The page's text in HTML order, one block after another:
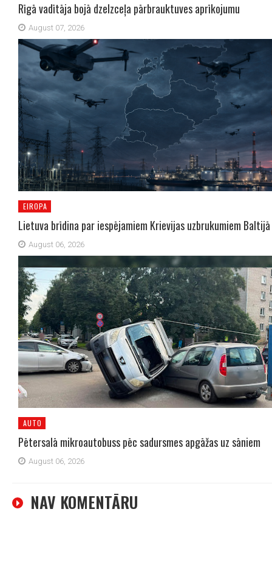
Rīgā vadītāja bojā dzelzceļa pārbrauktuves aprīkojumu
August 07, 2026
EIROPA
Lietuva brīdina par iespējamiem Krievijas uzbrukumiem Baltijā
August 06, 2026
AUTO
Pētersalā mikroautobuss pēc sadursmes apgāžas uz sāniem
August 06, 2026
NAV KOMENTĀRU